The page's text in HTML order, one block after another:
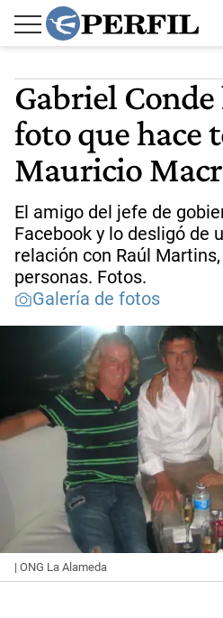
Gabriel
foto que hace
Mauricio
El amigo del jefe de
Facebook y lo desligó de
relación con Raúl
personas. Fotos.
Galería de fotos
| ONG La Alameda